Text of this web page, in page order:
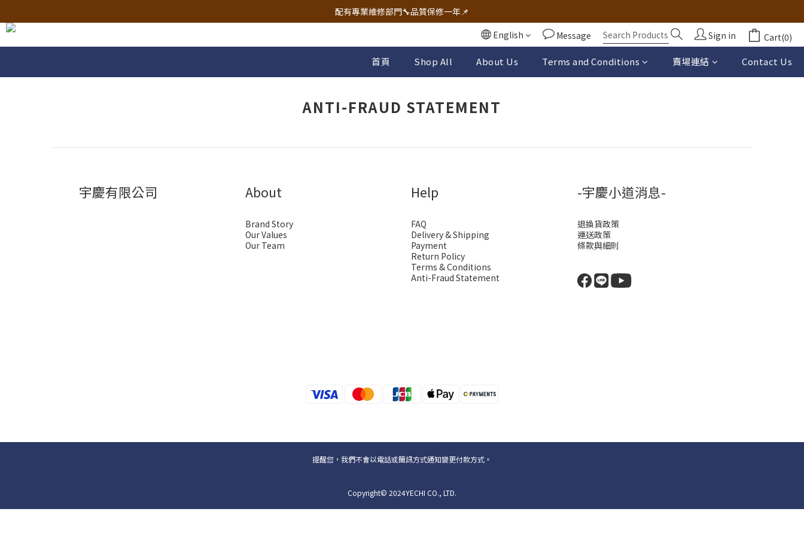
🔧電動工具&五金唯一首選 宇慶五金網拍🔧
配有專業維修部門🔧品質保修一年📌
🔧電動工具&五金唯一首選 宇慶五金網拍🔧
English Message Sign in Cart(0)
首頁 Shop All About Us Terms and Conditions 賣場連結 Contact Us
ANTI-FRAUD STATEMENT
宇慶有限公司 About
Brand Story
Our Values
Our Team
Help
FAQ
Delivery & Shipping
Payment
Return Policy
Terms & Conditions
Anti-Fraud Statement
-宇慶小道消息-
退換貨政策
運送政策
條款與細則
提醒您，我們不會以電話或簡訊方式通知變更付款方式。
Copyright© 2024YECHI CO., LTD.